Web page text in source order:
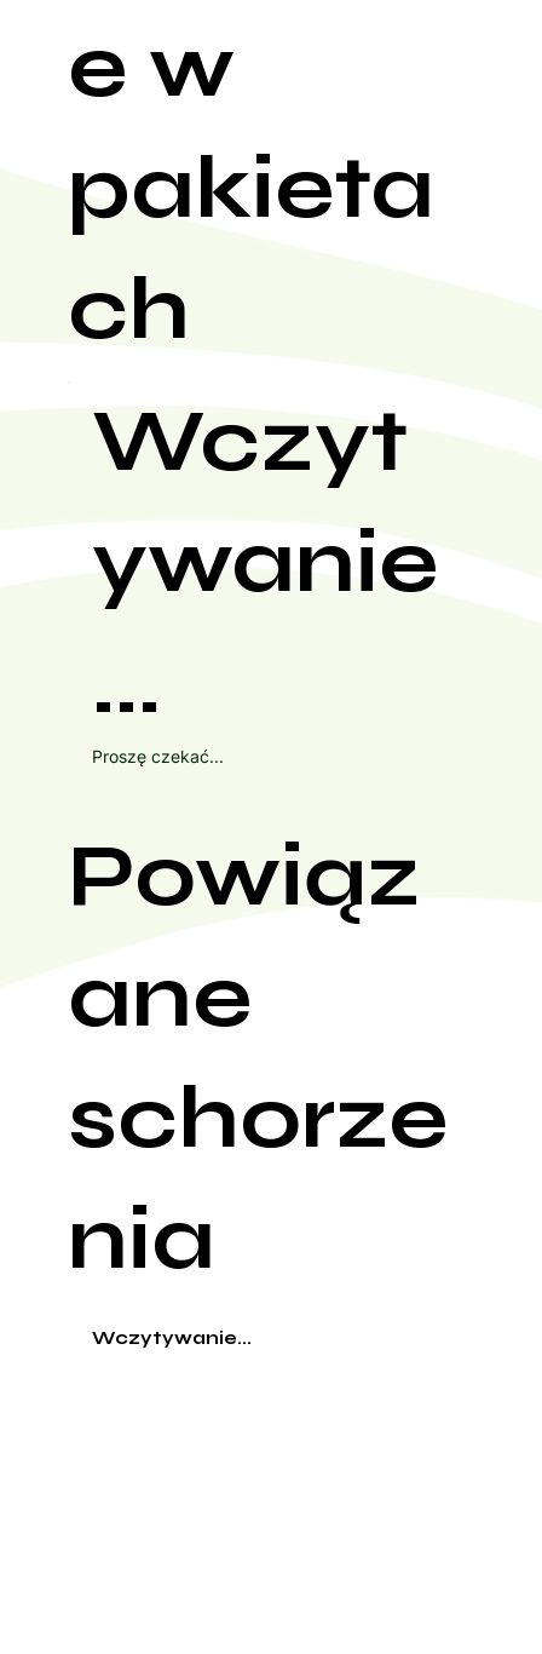
e w
pakieta
ch
Wczyt
ywanie
...
Proszę czekać...
Powiąz
ane
schorze
nia
Wczytywanie...